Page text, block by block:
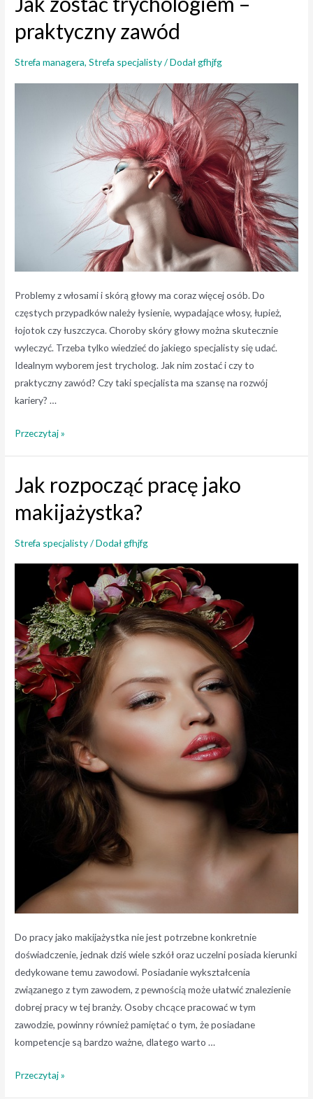
kosmetycznym
czy
praktyczny zawód
Strefa managera,Strefa specjalisty/ Dodałgfhjfg
Problemy z włosami i skórą głowy ma coraz więcej osób. Do
częstych przypadków należy łysienie, wypadające włosy, łupież,
łojotok czy łuszczyca. Choroby skóry głowy można skutecznie
wyleczyć. Trzeba tylko wiedzieć do jakiego specjalisty się udać.
Idealnym wyborem jest trycholog. Jak nim zostać i czy to
praktyczny zawód? Czy taki specjalista ma szansę na rozwój
kariery? …
Jak
praktyczny
zawód
Przeczytaj »
Jak rozpocząć pracę jako
makijażystka?
Strefa specjalisty/ Dodałgfhjfg
Do pracy jako makijażystka nie jest potrzebne konkretnie
doświadczenie, jednak dziś wiele szkół oraz uczelni posiada kierunki
dedykowane temu zawodowi. Posiadanie wykształcenia
związanego z tym zawodem, z pewnością może ułatwić znalezienie
dobrej pracy w tej branży. Osoby chcące pracować w tym
zawodzie, powinny również pamiętać o tym, że posiadane
kompetencje są bardzo ważne, dlatego warto …
Jak
Przeczytaj »